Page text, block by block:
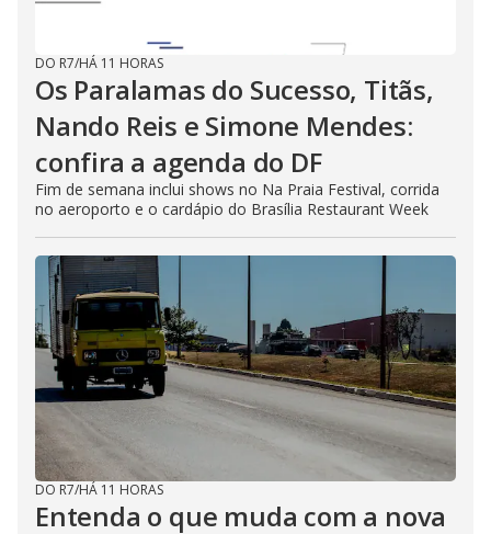
DO R7/HÁ 11 HORAS
Os Paralamas do Sucesso, Titãs,
Nando Reis e Simone Mendes:
confira a agenda do DF
Fim de semana inclui shows no Na Praia Festival, corrida
no aeroporto e o cardápio do Brasília Restaurant Week
DO R7/HÁ 11 HORAS
Entenda o que muda com a nova